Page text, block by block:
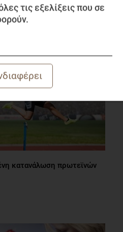
κατανάλωση πρωτεϊνών
τις εξελίξεις που σε